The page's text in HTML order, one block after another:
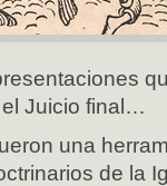
Juicio final…
una
de la